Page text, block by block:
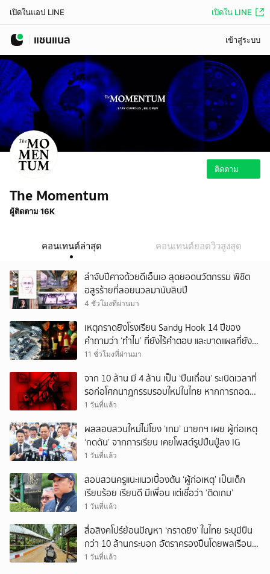
เปิดในแอป LINE เปิดใน LINE
แชนแนล เข้าสู่ระบบ
ติดตาม
The Momentum
ผู้ติดตาม 16K
คอนเทนต์ล่าสุด คอนเทนต์ยอดวิวสูงสุด
ล่าจับปีศาจด้วยดีเอ็นเอ สุดยอดนวัตกรรม พิชิต
อสูรร้ายที่ลอยนวลมานับสิบปี
4 ชั่วโมงที่ผ่านมา
เหตุกราดยิงโรงเรียน Sandy Hook 14 ปีของ
คำถามว่า ‘ทำไม’ ที่ยังไร้คำตอบ และบาดแผลที่ยัง
ทวงความรับผิดชอบไม่จบ
11 ชั่วโมงที่ผ่านมา
จาก 10 ล้าน มี 4 ล้าน เป็น ‘ปืนเถื่อน’ ระเบิดเวลาที่
รอก่อโศกนาฏกรรมรอบใหม่ในไทย หากการถอดบท
เรียนของรัฐเป็นเพียง ‘ลมปาก’
1 วันที่แล้ว
ผลสอบสวนใหม่ไม่โยง ‘เกม’ นายกฯ เผย ผู้ก่อเหตุ
‘กดดัน’ จากการเรียน เคยโพสต์รูปปืนปู่ลง IG
1 วันที่แล้ว
สอบสวนครูแนะแนวเบื้องต้น ‘ผู้ก่อเหตุ’ เป็นเด็ก
เรียบร้อย เรียนดี มีเพื่อน แต่เชื่อว่า ‘ติดเกม’
1 วันที่แล้ว
สื่อสิงคโปร์ย้อนปัญหา ‘กราดยิง’ ในไทย ระบุมีปืน
กว่า 10 ล้านกระบอก อัตราครองปืนโดยพลเรือน
สูงที่สุดในภูมิภาค
1 วันที่แล้ว